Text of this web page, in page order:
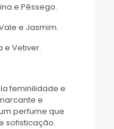
e Pêssego.
e Jasmim.
e Vetiver.
feminilidade e
e
perfume que
sofisticação.